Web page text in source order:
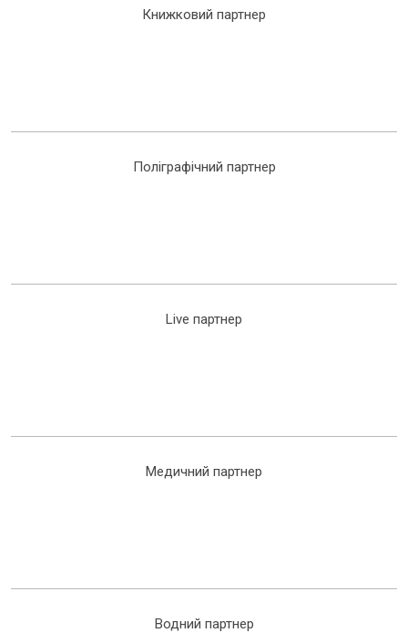
Книжковий партнер
Поліграфічний партнер
Live партнер
Медичний партнер
Водний партнер